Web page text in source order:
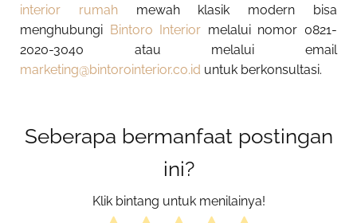
interior rumahmewah klasik modern bisa
menghubungi Bintoro Interior melalui nomor 0821-
2020-3040 atau melalui email
marketing@bintorointerior.co.id untuk berkonsultasi.
Seberapa bermanfaat postingan
ini?
Klik bintang untuk menilainya!